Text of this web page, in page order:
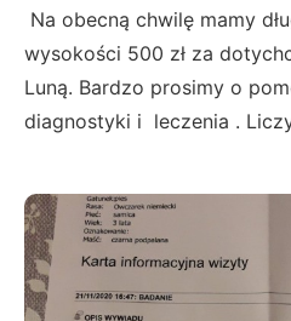
Na obecną chwilę mamy
wysokości 500 zł za
Luną. Bardzo prosimy o
diagnostyki i leczenia .